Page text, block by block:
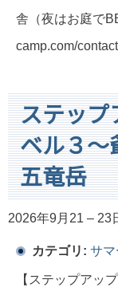
舎（夜はお庭で
camp.com/
ステップ
ベル３～
五竜岳
2026年9月21 – 23
カテゴリ: サマ
【ステップアッ